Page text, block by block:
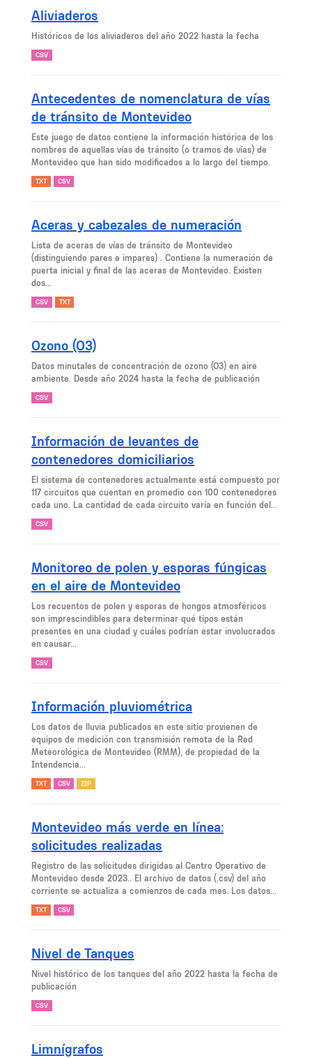
Aliviaderos
Históricos de los aliviaderos del año 2022 hasta la fecha
CSV
Antecedentes de nomenclatura de vías
de tránsito de Montevideo
Este juego de datos contiene la información histórica de los
nombres de aquellas vías de tránsito (o tramos de vías) de
Montevideo que han sido modificados a lo largo del tiempo.
TXT CSV
Aceras y cabezales de numeración
Lista de aceras de vías de tránsito de Montevideo
(distinguiendo pares e impares) . Contiene la numeración de
puerta inicial y final de las aceras de Montevideo. Existen
dos...
CSV TXT
Ozono (O3)
Datos minutales de concentración de ozono (O3) en aire
ambiente. Desde año 2024 hasta la fecha de publicación
CSV
Información de levantes de
contenedores domiciliarios
El sistema de contenedores actualmente está compuesto por
117 circuitos que cuentan en promedio con 100 contenedores
cada uno. La cantidad de cada circuito varía en función del...
CSV
Monitoreo de polen y esporas fúngicas
en el aire de Montevideo
Los recuentos de polen y esporas de hongos atmosféricos
son imprescindibles para determinar qué tipos están
presentes en una ciudad y cuáles podrían estar involucrados
en causar...
CSV
Información pluviométrica
Los datos de lluvia publicados en este sitio provienen de
equipos de medición con transmisión remota de la Red
Meteorológica de Montevideo (RMM), de propiedad de la
Intendencia...
TXT CSV ZIP
Montevideo más verde en línea:
solicitudes realizadas
Registro de las solicitudes dirigidas al Centro Operativo de
Montevideo desde 2023.. El archivo de datos (.csv) del año
corriente se actualiza a comienzos de cada mes. Los datos...
TXT CSV
Nivel de Tanques
Nivel histórico de los tanques del año 2022 hasta la fecha de
publicación
CSV
Limnígrafos